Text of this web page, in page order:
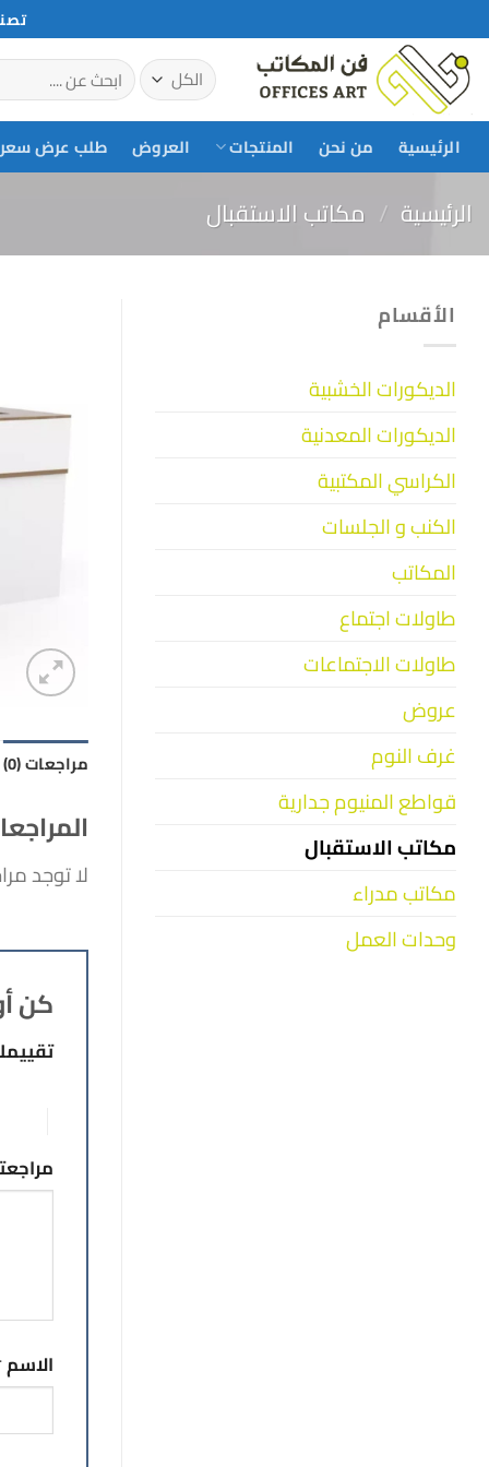
للمحتوى
البحث
عن:
الرئيسية من نحن المنتجات العروض طلب عرض سعر
الرئيسية / مكاتب الاستقبال
الأقسام
الديكورات الخشبية
الديكورات المعدنية
الكراسي المكتبية
الكنب و الجلسات
المكاتب
طاولات اجتماع
طاولات الاجتماعات
عروض
غرف النوم
قواطع المنيوم جدارية
مكاتب الاستقبال
مكاتب مدراء
وحدات العمل
مراجعات (0)
لا توجد
كن
الاسم